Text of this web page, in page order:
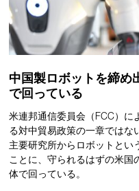
中国製ロボットを締め
で回っている
米連邦通信委員会（FCC）に
る対中貿易政策の一章ではな
主要研究所からロボットとい
ことに、守られるはずの米国
体で回っている。